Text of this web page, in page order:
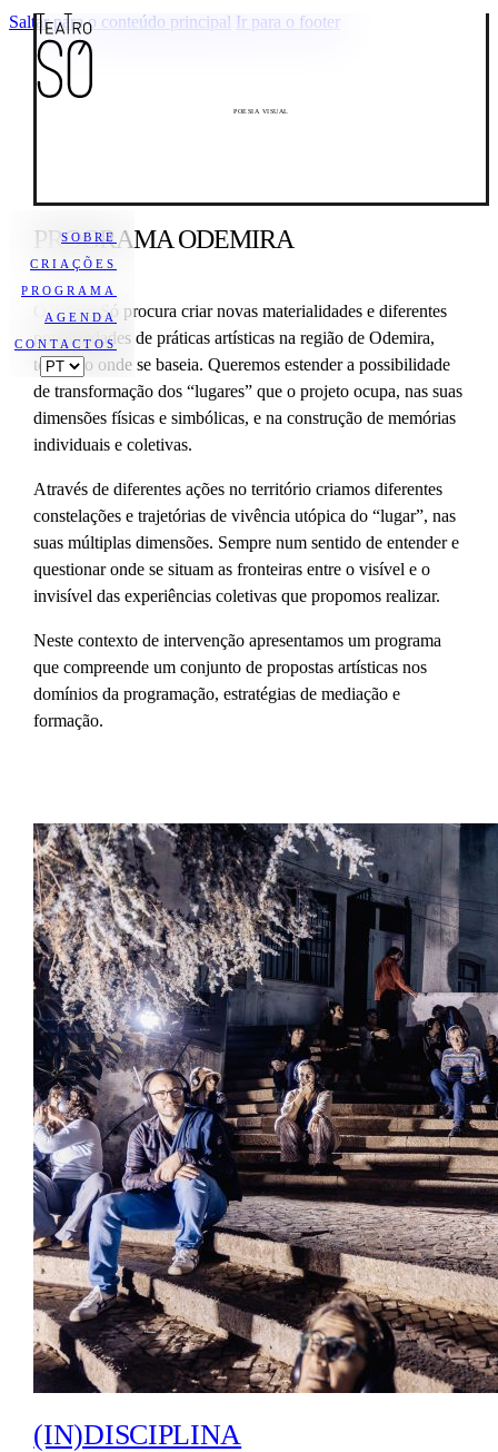
Saltar para o conteúdo principal Ir para o footer
POESIA VISUAL
SOBRE
CRIAÇÕES
PROGRAMA
AGENDA
CONTACTOS
PROGRAMA ODEMIRA
O Teatro Só procura criar novas materialidades e diferentes
possibilidades de práticas artísticas na região de Odemira,
território onde se baseia. Queremos estender a possibilidade
de transformação dos “lugares” que o projeto ocupa, nas suas
dimensões físicas e simbólicas, e na construção de memórias
individuais e coletivas.
Através de diferentes ações no território criamos diferentes
constelações e trajetórias de vivência utópica do “lugar”, nas
suas múltiplas dimensões. Sempre num sentido de entender e
questionar onde se situam as fronteiras entre o visível e o
invisível das experiências coletivas que propomos realizar.
Neste contexto de intervenção apresentamos um programa
que compreende um conjunto de propostas artísticas nos
domínios da programação, estratégias de mediação e
formação.
(IN)DISCIPLINA